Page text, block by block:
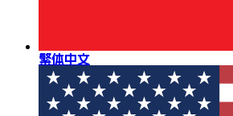
繁体中文